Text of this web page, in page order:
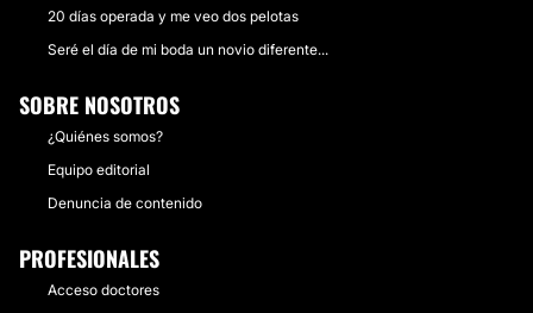
20 días operada y me veo dos pelotas
Seré el día de mi boda un novio diferente...
SOBRE NOSOTROS
¿Quiénes somos?
Equipo editorial
Denuncia de contenido
PROFESIONALES
Acceso doctores